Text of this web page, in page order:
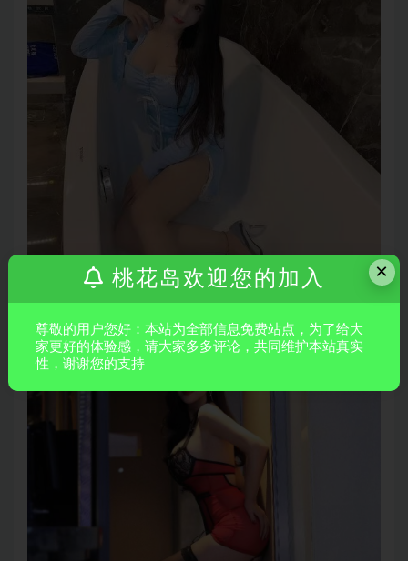
×
桃花岛欢迎您的加入
尊敬的用户您好：本站为全部信息免费站点，为了给大
家更好的体验感，请大家多多评论，共同维护本站真实
性，谢谢您的支持